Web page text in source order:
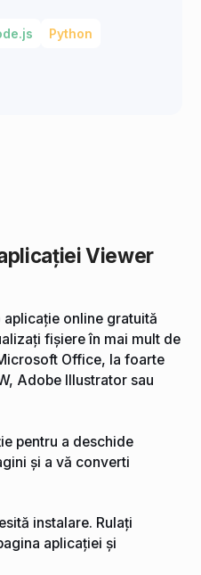
Python
Viewer
online gratuită
fișiere în mai mult de
Office, la foarte
Adobe Illustrator sau
pentru a deschide
și a vă converti
instalare. Rulați
aplicației și